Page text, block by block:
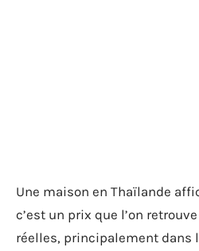
Une maison en Thaïlande
c’est un prix que l’on
réelles, principalement dans